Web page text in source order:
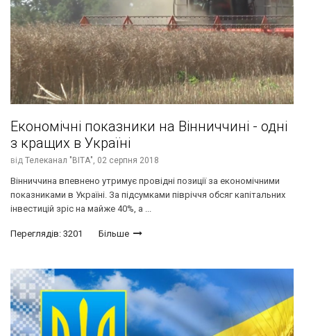
Економічні показники на Вінниччині - одні
з кращих в Україні
від Телеканал "ВІТА", 02 серпня 2018
Вінниччина впевнено утримує провідні позиції за економічними
показниками в Україні. За підсумками півріччя обсяг капітальних
інвестицій зріс на майже 40%, а ...
Переглядів: 3201 Більше